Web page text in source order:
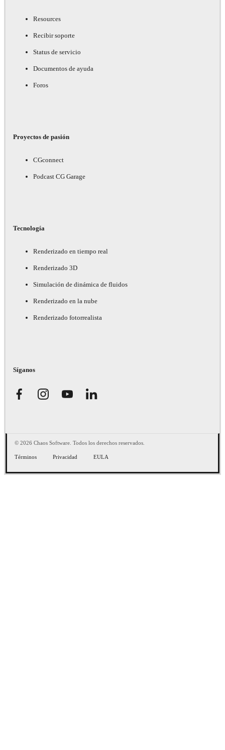
Resources
Recibir soporte
Status de servicio
Documentos de ayuda
Foros
Proyectos de pasión
CGconnect
Podcast CG Garage
Tecnología
Renderizado en tiempo real
Renderizado 3D
Simulación de dinámica de fluidos
Renderizado en la nube
Renderizado fotorrealista
Síganos
© 2026 Chaos Software. Todos los derechos reservados.
Términos Privacidad EULA